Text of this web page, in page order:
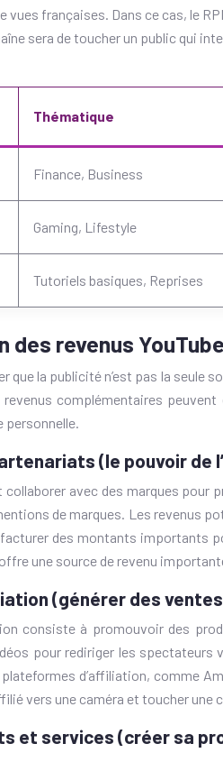
vues françaises. Dans ce cas, le
sera de toucher un public qui
Thématique
Finance, Business
Gaming, Lifestyle
Tutoriels basiques, Reprises
des revenus
que la publicité n’est pas la seule
revenus complémentaires
personnelle.
(le pouvoir de
collaborer avec des marques
de marques. Les revenus
des montants importants
une source de revenu
(générer des
consiste à promouvoir des
pour rediriger les spectateurs
d’affiliation, comme
vers une caméra et toucher
et services (créer sa